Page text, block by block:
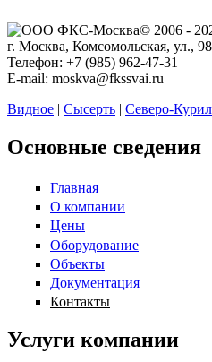
© 2006 -
г. Москва, Комсомольская, ул.,
Телефон: +7 (985) 962-47-31
E-mail: moskva@fkssvai.ru
Видное | Сысерть | Северо-
Основные сведения
Главная
О компании
Цены
Оборудование
Объекты
Документация
Контакты
Услуги компании